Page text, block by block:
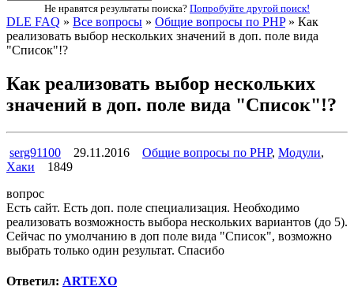
Не нравятся результаты поиска? Попробуйте другой поиск!
DLE FAQ » Все вопросы » Общие вопросы по PHP» Как
реализовать выбор нескольких значений в доп. поле вида
"Список"!?
Как реализовать выбор нескольких
значений в доп. поле вида "Список"!?
serg91100 29.11.2016 Общие вопросы по PHP, Модули,
Хаки
1849
вопрос
Есть сайт. Есть доп. поле специализация. Необходимо
реализовать возможность выбора нескольких вариантов (до 5).
Сейчас по умолчанию в доп поле вида "Список", возможно
выбрать только один результат. Спасибо
Ответил: ARTEXO